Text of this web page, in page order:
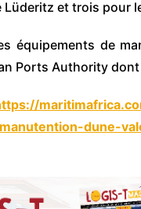
Guinée
Ile Maurice
Kenya
et trois pour
équipements de
Ports Authority
dune-